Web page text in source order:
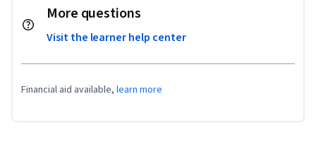
More questions
Visit the learner help center
Financial aid available, learn more